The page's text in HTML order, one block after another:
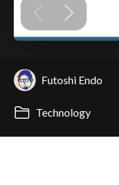
Futoshi Endo
Technology